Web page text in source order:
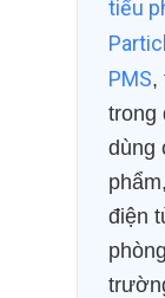
tiểu
PMS,
trong
dùng
điện